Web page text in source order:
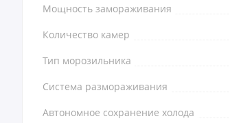
Мощность замораживания
Количество камер
Тип морозильника
Система размораживания
Автономное сохранение холода